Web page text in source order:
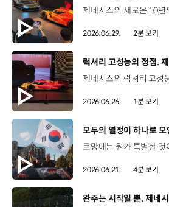
2026.06.29. 2분 보기
[동영상]
2026.06.26. 1분 보기
[동영상]
2026.06.21. 4분 보기
[동영상]